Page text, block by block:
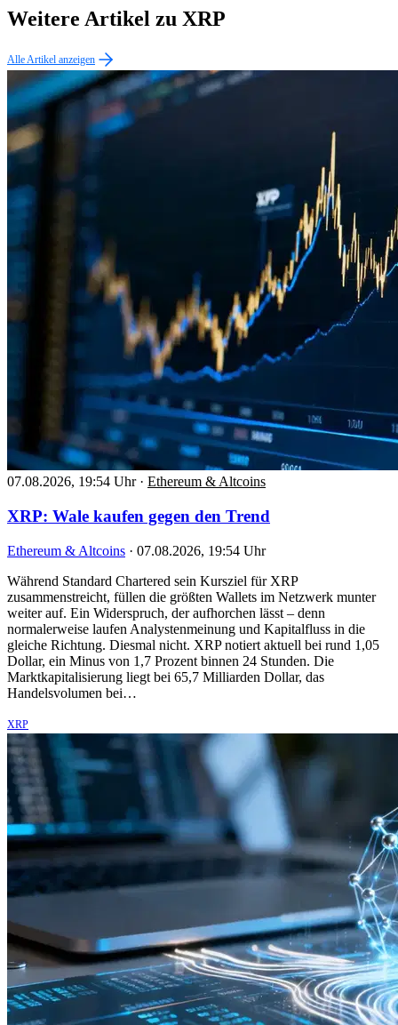
Weitere Artikel zu XRP
Alle Artikel anzeigen
07.08.2026, 19:54 Uhr · Ethereum & Altcoins
XRP: Wale kaufen gegen den Trend
Ethereum & Altcoins · 07.08.2026, 19:54 Uhr
Während Standard Chartered sein Kursziel für XRP
zusammenstreicht, füllen die größten Wallets im Netzwerk munter
weiter auf. Ein Widerspruch, der aufhorchen lässt – denn
normalerweise laufen Analystenmeinung und Kapitalfluss in die
gleiche Richtung. Diesmal nicht. XRP notiert aktuell bei rund 1,05
Dollar, ein Minus von 1,7 Prozent binnen 24 Stunden. Die
Marktkapitalisierung liegt bei 65,7 Milliarden Dollar, das
Handelsvolumen bei…
XRP